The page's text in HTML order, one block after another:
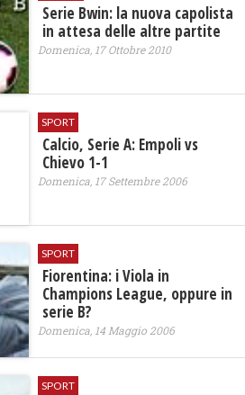
Serie Bwin: la nuova capolista
in attesa delle altre partite
Domenica, 17 Ottobre 2010
SPORT
Calcio, Serie A: Empoli vs
Chievo 1-1
Domenica, 17 Settembre 2006
SPORT
Fiorentina: i Viola in
Champions League, oppure in
serie B?
Domenica, 14 Maggio 2006
SPORT